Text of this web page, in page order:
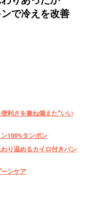
ンで冷えを改善
利さを兼ね備えた“いい
100%タンポン
り温めるカイロ付きパン
ンケア